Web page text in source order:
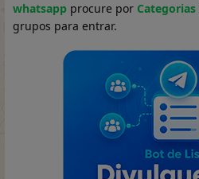
whatsapp procure por Categorias
grupos para entrar.